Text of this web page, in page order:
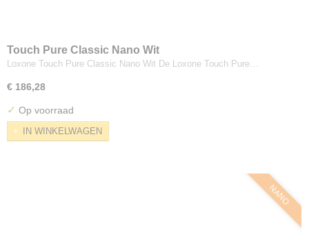
Touch Pure Classic Nano Wit
Loxone Touch Pure Classic Nano Wit De Loxone Touch Pure…
€ 186,28
✓ Op voorraad
IN WINKELWAGEN
NANO